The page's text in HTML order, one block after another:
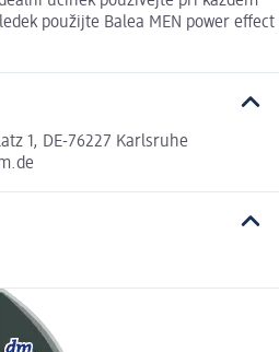
použijte Balea MEN power effect
1, DE-76227 Karlsruhe